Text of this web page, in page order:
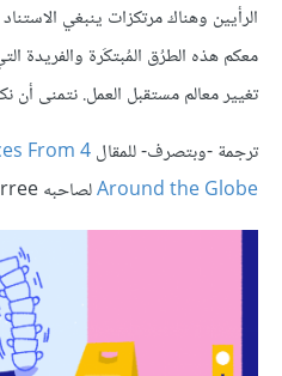
الرأيين وهناك مرتكزات ينبغي
معكم هذه الطرُق المُبتكَرة والفريدة
تغيير معالم مستقبل العمل. نتمنى أن
ترجمة -وبتصرف- للمقال
From
Around the Globeلصاحبه Pim de Morree